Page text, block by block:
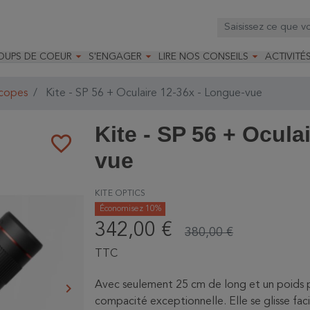
DE COEUR  S'ENGAGER 
Faire un legs
LIRE NOS CONSEILS 
Installer un abreuvoir
Kite - SP 56 + Oculaire 12-36x - Longue-vue
favorite_border
Suivant
keyboard_arrow_right
Kite - SP 56 +
vue
KITE OPTICS
Économisez 10%
342,00 € 380,00 €
TTC
Avec seulement 25 cm de long et un poids
compacité exceptionnelle. Elle se glisse